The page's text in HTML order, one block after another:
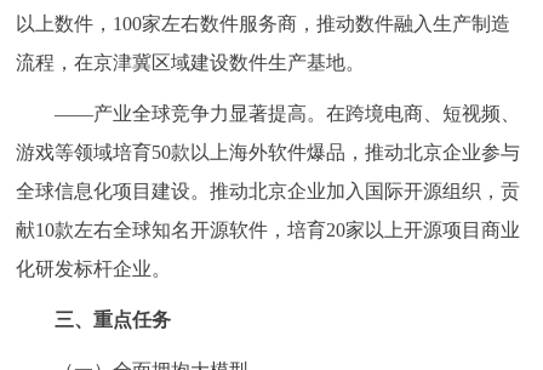
以上数件，100家左右数件服务商，推动数件融入生产制造
流程，在京津冀区域建设数件生产基地。
——产业全球竞争力显著提高。在跨境电商、短视频、
游戏等领域培育50款以上海外软件爆品，推动北京企业参与
全球信息化项目建设。推动北京企业加入国际开源组织，贡
献10款左右全球知名开源软件，培育20家以上开源项目商业
化研发标杆企业。
三、重点任务